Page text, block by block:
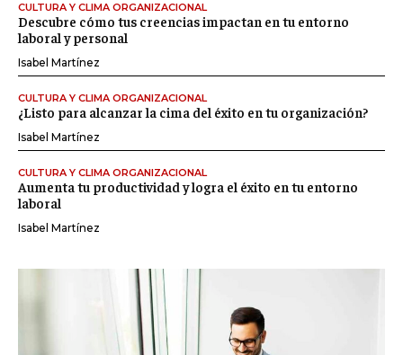
CULTURA Y CLIMA ORGANIZACIONAL
Descubre cómo tus creencias impactan en tu entorno
laboral y personal
Isabel Martínez
CULTURA Y CLIMA ORGANIZACIONAL
¿Listo para alcanzar la cima del éxito en tu organización?
Isabel Martínez
CULTURA Y CLIMA ORGANIZACIONAL
Aumenta tu productividad y logra el éxito en tu entorno
laboral
Isabel Martínez